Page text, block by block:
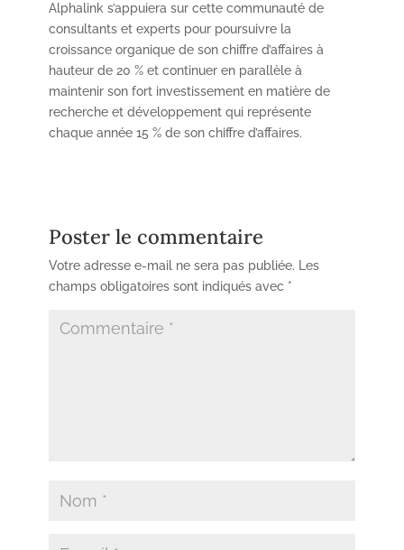
Alphalink s’appuiera sur cette communauté de
consultants et experts pour poursuivre la
croissance organique de son chiffre d’affaires à
hauteur de 20 % et continuer en parallèle à
maintenir son fort investissement en matière de
recherche et développement qui représente
chaque année 15 % de son chiffre d’affaires.
Poster le commentaire
Votre adresse e-mail ne sera pas publiée.
Les
champs obligatoires sont indiqués avec *